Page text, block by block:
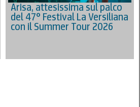
Arisa, attesissima sul palco
del 47° Festival La Versiliana
con il Summer Tour 2026